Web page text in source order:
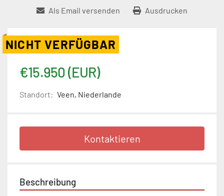
Als Email versenden Ausdrucken
NICHT VERFÜGBAR
€15.950 (EUR)
Standort: Veen, Niederlande
Kontaktieren
Beschreibung